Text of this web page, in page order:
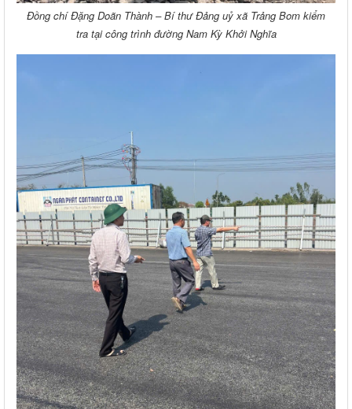
Đồng chí Đặng Doãn Thành – Bí thư Đảng uỷ xã Trảng Bom kiểm
tra tại công trình đường Nam Kỳ Khởi Nghĩa